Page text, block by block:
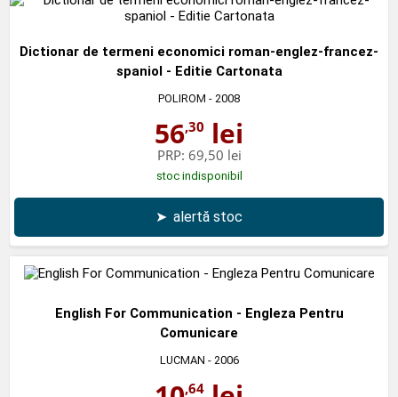
Dictionar de termeni economici roman-englez-francez-
spaniol - Editie Cartonata
POLIROM - 2008
56,30 lei
PRP: 69,50 lei
stoc indisponibil
➤ alertă stoc
English For Communication - Engleza Pentru
Comunicare
LUCMAN - 2006
,64